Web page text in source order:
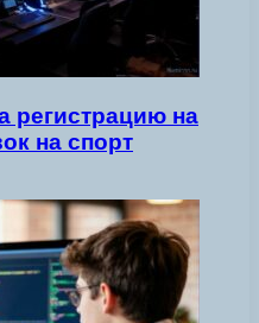
регистрацию на
на спорт